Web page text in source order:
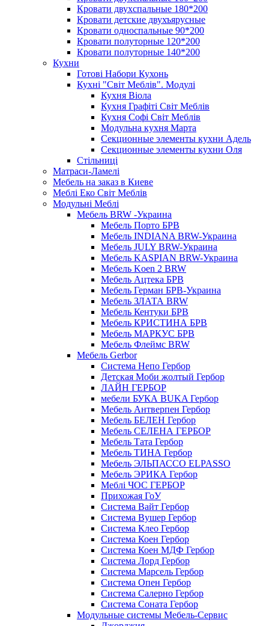
Кровати двухспальные 180*200
Кровати детские двухъярусные
Кровати односпальные 90*200
Кровати полуторные 120*200
Кровати полуторные 140*200
Кухни
Готові Набори Кухонь
Кухні "Світ Меблів". Модулі
Кухня Віола
Кухня Графіті Світ Меблів
Кухня Софі Світ Меблів
Модульна кухня Марта
Секционные элементы кухни Адель
Секционные элементы кухни Оля
Стільниці
Матраси-Ламелі
Мебель на заказ в Киеве
Меблі Еко Світ Меблів
Модульні Меблі
Мебель BRW -Украина
Мебель Порто БРВ
Мебель INDIANA BRW-Украина
Мебель JULY BRW-Украина
Мебель KASPIAN BRW-Украина
Мебель Koen 2 BRW
Мебель Ацтека БРВ
Мебель Герман БРВ-Украина
Мебель ЗЛАТА BRW
Мебель Кентуки БРВ
Мебель КРИСТИНА БРВ
Мебель МАРКУС БРВ
Мебель Флеймс BRW
Мебель Gerbor
Cистема Непо Гербор
Детская Моби жолтый Гербор
ЛАЙН ГЕРБОР
мебели БУКА BUKA Гербор
Мебель Антверпен Гербор
Мебель БЕЛЕН Гербор
Мебель СЕЛЕНА ГЕРБОР
Мебель Тата Гербор
Мебель ТИНА Гербор
Мебель ЭЛЬПАССО ELPASSO
Мебель ЭРИКА Гербор
Меблі ЧОС ГЕРБОР
Прихожая ГоУ
Система Вайт Гербор
Система Вушер Гербор
Система Клео Гербор
Система Коен Гербор
Система Коен МДФ Гербор
Система Лорд Гербор
Система Марсель Гербор
Система Опен Гербор
Система Салерно Гербор
Система Соната Гербор
Модульные системы Мебель-Сервис